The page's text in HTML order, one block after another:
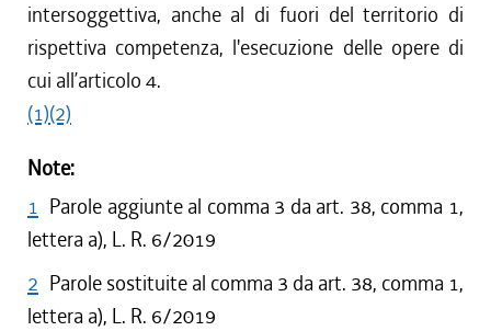
intersoggettiva, anche al di fuori del territorio di
rispettiva competenza, l'esecuzione delle opere di
cui all’articolo 4.
(1)(2)
Note:
1 Parole aggiunte al comma 3 da art. 38, comma 1,
lettera a), L. R. 6/2019
2 Parole sostituite al comma 3 da art. 38, comma 1,
lettera a), L. R. 6/2019